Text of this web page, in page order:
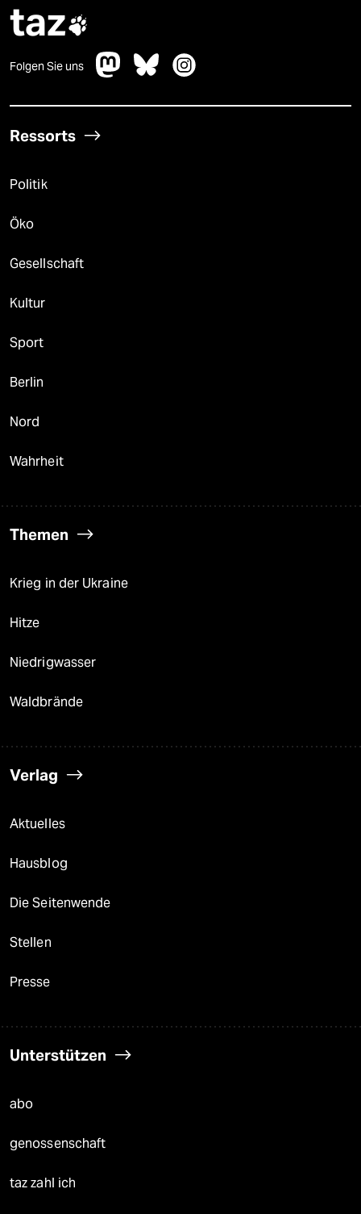
taz
Folgen Sie uns
Ressorts
Politik
Öko
Gesellschaft
Kultur
Sport
Berlin
Nord
Wahrheit
Themen
Krieg in der Ukraine
Hitze
Niedrigwasser
Waldbrände
Verlag
Aktuelles
Hausblog
Die Seitenwende
Stellen
Presse
Unterstützen
abo
genossenschaft
taz zahl ich